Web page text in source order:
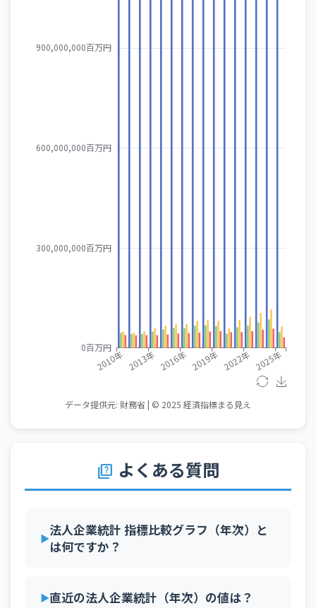
quiz よくある質問
法人企業統計 指標比較グラフ（年次）と
は何ですか？
直近の法人企業統計（年次）の値は？